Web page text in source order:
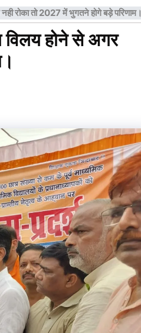
रोका तो 2027 में भुगतने होगे बड़े परिणाम।
विलय होने से अगर